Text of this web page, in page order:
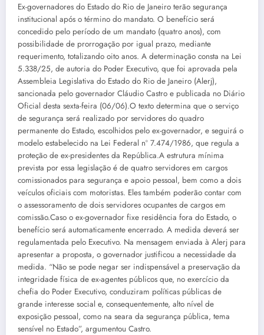
Ex-governadores do Estado do Rio de Janeiro terão segurança
institucional após o término do mandato. O benefício será
concedido pelo período de um mandato (quatro anos), com
possibilidade de prorrogação por igual prazo, mediante
requerimento, totalizando oito anos. A determinação consta na Lei
5.338/25, de autoria do Poder Executivo, que foi aprovada pela
Assembleia Legislativa do Estado do Rio de Janeiro (Alerj),
sancionada pelo governador Cláudio Castro e publicada no Diário
Oficial desta sexta-feira (06/06).O texto determina que o serviço
de segurança será realizado por servidores do quadro
permanente do Estado, escolhidos pelo ex-governador, e seguirá o
modelo estabelecido na Lei Federal nº 7.474/1986, que regula a
proteção de ex-presidentes da República.A estrutura mínima
prevista por essa legislação é de quatro servidores em cargos
comissionados para segurança e apoio pessoal, bem como a dois
veículos oficiais com motoristas. Eles também poderão contar com
o assessoramento de dois servidores ocupantes de cargos em
comissão.Caso o ex-governador fixe residência fora do Estado, o
benefício será automaticamente encerrado. A medida deverá ser
regulamentada pelo Executivo. Na mensagem enviada à Alerj para
apresentar a proposta, o governador justificou a necessidade da
medida. “Não se pode negar ser indispensável a preservação da
integridade física de ex-agentes públicos que, no exercício da
chefia do Poder Executivo, conduziram políticas públicas de
grande interesse social e, consequentemente, alto nível de
exposição pessoal, como na seara da segurança pública, tema
sensível no Estado”, argumentou Castro.